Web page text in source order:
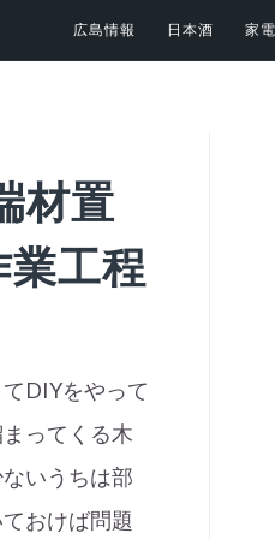
広島情報 日本酒 家電
材置
工程
DIYをやって
ってくる木
いうちは部
おけば問題